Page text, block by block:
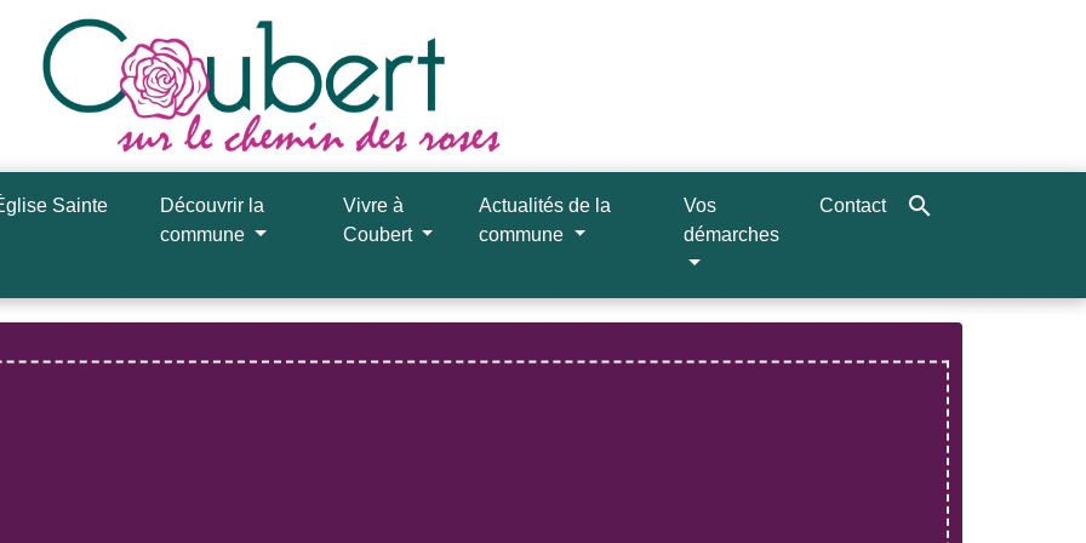
Sainte
Découvrir la
commune
Vivre à
Coubert
Actualités de la
commune
Vos
démarches
Contact search